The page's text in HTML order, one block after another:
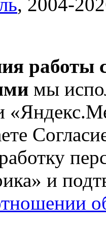
работы
мы
и